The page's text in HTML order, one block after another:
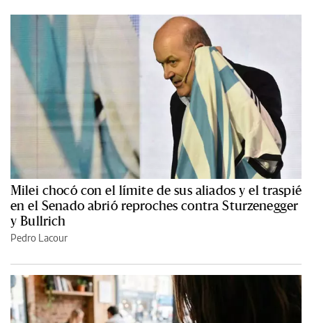
Milei chocó con el límite de sus aliados y el traspié
en el Senado abrió reproches contra Sturzenegger
y Bullrich
Pedro Lacour